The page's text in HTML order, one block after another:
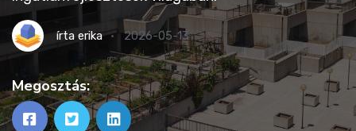
írta erika 2026-05-13
Megosztás: